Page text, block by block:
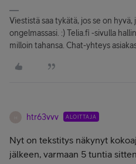
Viestistä saa tykätä, jos se on
ongelmassasi. :) Telia.fi -sivulla
milloin tahansa. Chat-yhteys
htr63vvv ALOITTAJA
Nyt on tekstitys näkynyt
jälkeen, varmaan 5 tuntia